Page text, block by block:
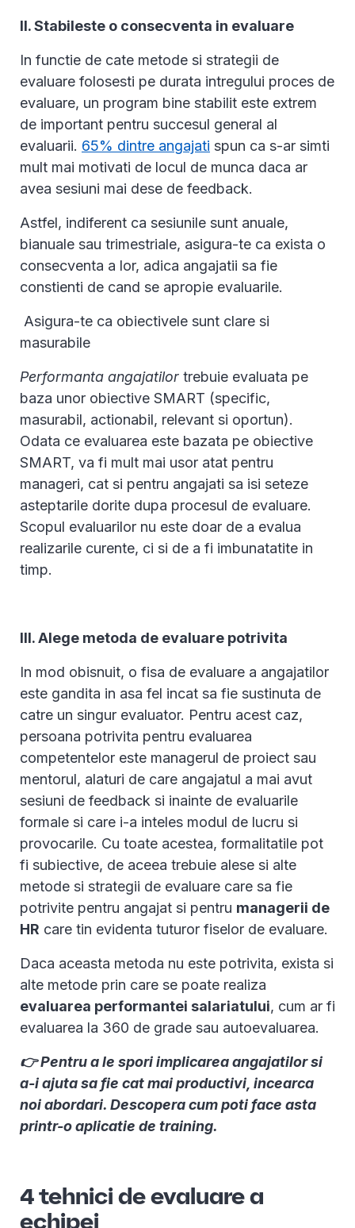
II. Stabileste o consecventa in evaluare
In functie de cate metode si strategii de
evaluare folosesti pe durata intregului proces de
evaluare, un program bine stabilit este extrem
de important pentru succesul general al
evaluarii. 65% dintre angajati spun ca s-ar simti
mult mai motivati de locul de munca daca ar
avea sesiuni mai dese de feedback.
Astfel, indiferent ca sesiunile sunt anuale,
bianuale sau trimestriale, asigura-te ca exista o
consecventa a lor, adica angajatii sa fie
constienti de cand se apropie evaluarile.
Asigura-te ca obiectivele sunt clare si
masurabile
Performanta angajatilor trebuie evaluata pe
baza unor obiective SMART (specific,
masurabil, actionabil, relevant si oportun).
Odata ce evaluarea este bazata pe obiective
SMART, va fi mult mai usor atat pentru
manageri, cat si pentru angajati sa isi seteze
asteptarile dorite dupa procesul de evaluare.
Scopul evaluarilor nu este doar de a evalua
realizarile curente, ci si de a fi imbunatatite in
timp.
III. Alege metoda de evaluare potrivita
In mod obisnuit, o fisa de evaluare a angajatilor
este gandita in asa fel incat sa fie sustinuta de
catre un singur evaluator. Pentru acest caz,
persoana potrivita pentru evaluarea
competentelor este managerul de proiect sau
mentorul, alaturi de care angajatul a mai avut
sesiuni de feedback si inainte de evaluarile
formale si care i-a inteles modul de lucru si
provocarile. Cu toate acestea, formalitatile pot
fi subiective, de aceea trebuie alese si alte
metode si strategii de evaluare care sa fie
potrivite pentru angajat si pentru managerii de
HR care tin evidenta tuturor fiselor de evaluare.
Daca aceasta metoda nu este potrivita, exista si
alte metode prin care se poate realiza
evaluarea performantei salariatului, cum ar fi
evaluarea la 360 de grade sau autoevaluarea.
👉 Pentru a le spori implicarea angajatilor si
a-i ajuta sa fie cat mai productivi, incearca
noi abordari. Descopera cum poti face asta
printr-o aplicatie de training.
4 tehnici de evaluare a
echipei